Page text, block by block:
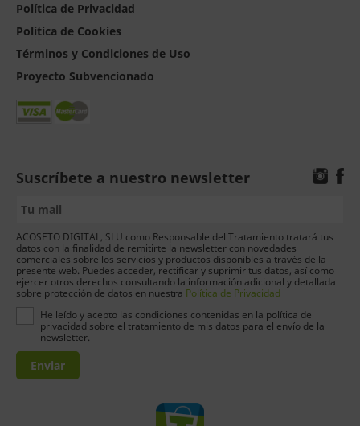
Política de Privacidad
Política de Cookies
Términos y Condiciones de Uso
Proyecto Subvencionado
Suscríbete a nuestro newsletter
ACOSETO DIGITAL, SLU como Responsable del Tratamiento tratará tus
datos con la finalidad de remitirte la newsletter con novedades
comerciales sobre los servicios y productos disponibles a través de la
presente web. Puedes acceder, rectificar y suprimir tus datos, así como
ejercer otros derechos consultando la información adicional y detallada
sobre protección de datos en nuestra Política de Privacidad
He leído y acepto las condiciones contenidas en la política de
privacidad sobre el tratamiento de mis datos para el envío de la
newsletter.
Enviar